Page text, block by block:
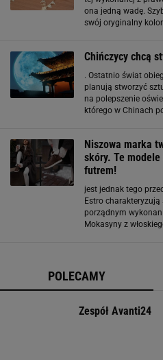
ona jedną wadę.
swój oryginalny
Chińczycy chcą
. Ostatnio świat
planują stworzyć
na polepszenie
którego w Chinach
Niszowa marka
skóry. Te
futrem!
jest jednak tego
Estro
porządnym
Mokasyny z
POLECAMY
Zespół Avanti24